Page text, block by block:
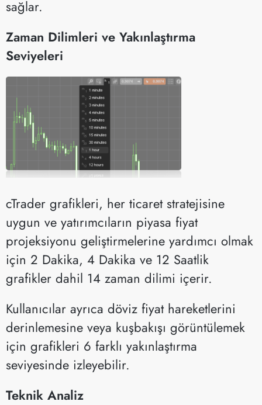
sağlar.
Zaman Dilimleri ve Yakınlaştırma
Seviyeleri
cTrader grafikleri, her ticaret stratejisine
uygun ve yatırımcıların piyasa fiyat
projeksiyonu geliştirmelerine yardımcı olmak
için 2 Dakika, 4 Dakika ve 12 Saatlik
grafikler dahil 14 zaman dilimi içerir.
Kullanıcılar ayrıca döviz fiyat hareketlerini
derinlemesine veya kuşbakışı görüntülemek
için grafikleri 6 farklı yakınlaştırma
seviyesinde izleyebilir.
Teknik Analiz